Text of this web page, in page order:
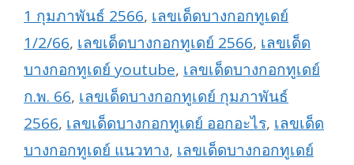
1 กุมภาพันธ์ 2566, เลขเด็ดบางกอกทูเดย์
1/2/66, เลขเด็ดบางกอกทูเดย์ 2566, เลขเด็ด
บางกอกทูเดย์ youtube, เลขเด็ดบางกอกทูเดย์
ก.พ. 66, เลขเด็ดบางกอกทูเดย์ กุมภาพันธ์
2566, เลขเด็ดบางกอกทูเดย์ ออกอะไร, เลขเด็ด
บางกอกทูเดย์ แนวทาง, เลขเด็ดบางกอกทูเดย์